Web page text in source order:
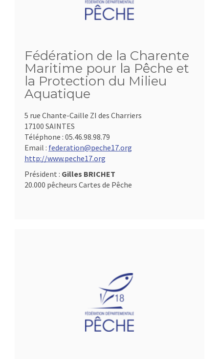
Fédération de la Charente
Maritime pour la Pêche et
la Protection du Milieu
Aquatique
5 rue Chante-Caille ZI des Charriers
17100 SAINTES
Téléphone : 05.46.98.98.79
Email : federation@peche17.org
http://www.peche17.org
Président : Gilles BRICHET
20.000 pêcheurs Cartes de Pêche